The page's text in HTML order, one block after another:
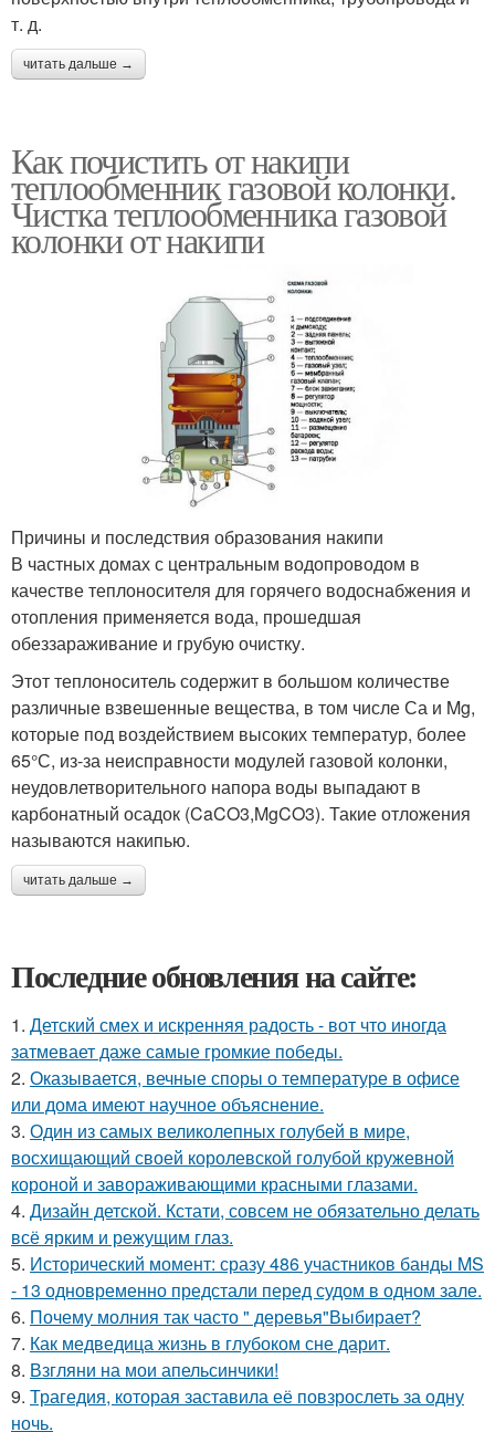
т. д.
читать дальше →
Как почистить от накипи
теплообменник газовой колонки.
Чистка теплообменника газовой
колонки от накипи
Причины и последствия образования накипи
В частных домах с центральным водопроводом в
качестве теплоносителя для горячего водоснабжения и
отопления применяется вода, прошедшая
обеззараживание и грубую очистку.
Этот теплоноситель содержит в большом количестве
различные взвешенные вещества, в том числе Са и Mg,
которые под воздействием высоких температур, более
65°С, из-за неисправности модулей газовой колонки,
неудовлетворительного напора воды выпадают в
карбонатный осадок (CaCO3,MgCO3). Такие отложения
называются накипью.
читать дальше →
Последние обновления на сайте:
1. Детский смех и искренняя радость - вот что иногда
затмевает даже самые громкие победы.
2. Оказывается, вечные споры о температуре в офисе
или дома имеют научное объяснение.
3. Один из самых великолепных голубей в мире,
восхищающий своей королевской голубой кружевной
короной и завораживающими красными глазами.
4. Дизайн детской. Кстати, совсем не обязательно делать
всё ярким и режущим глаз.
5. Исторический момент: сразу 486 участников банды MS
- 13 одновременно предстали перед судом в одном зале.
6. Почему молния так часто " деревья"Выбирает?
7. Как медведица жизнь в глубоком сне дарит.
8. Взгляни на мои апельсинчики!
9. Трагедия, которая заставила её повзрослеть за одну
ночь.